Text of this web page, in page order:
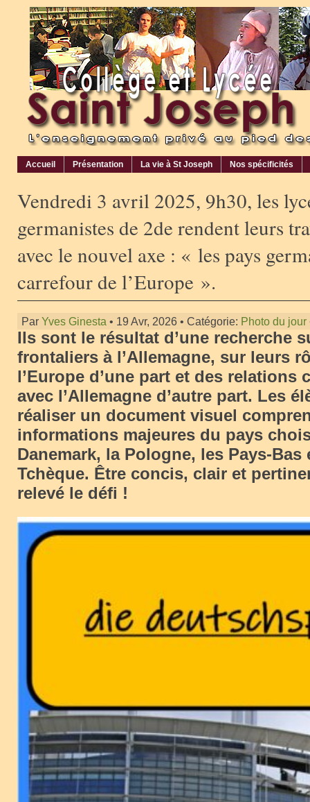
Accueil Présentation La vie à St Joseph Nos spécificités
Vendredi 3 avril 2025, 9h30, les
germanistes de 2de rendent leurs
avec le nouvel axe : « les pays
carrefour de l’Europe ».
Par Yves Ginesta • 19 Avr, 2026 • Catégorie: Photo du jour
Ils sont le résultat d’une recherche
frontaliers à l’Allemagne, sur leurs
l’Europe d’une part et des relations
avec l’Allemagne d’autre part. Les
réaliser un document visuel
informations majeures du pays
Danemark, la Pologne, les Pays-
Tchèque. Être concis, clair et
relevé le défi !